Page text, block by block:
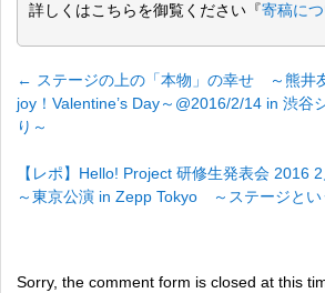
詳しくはこちらを御覧ください『寄稿に
← ステージの上の「本物」の幸せ ～熊井
joy！Valentine’s Day～@2016/2/14 in 渋
り～
【レポ】Hello! Project 研修生発表会 2016
～東京公演 in Zepp Tokyo ～ステージとい
Sorry, the comment form is closed at this